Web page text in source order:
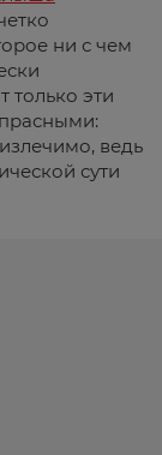
ни с чем
только эти
ведь
сути